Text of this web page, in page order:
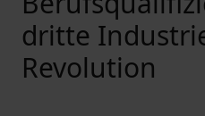
dritte
Revolution